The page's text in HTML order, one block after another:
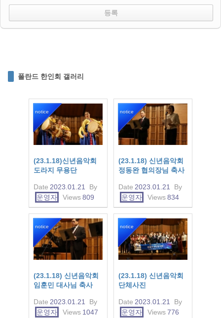
폴란드 한인회 갤러리
notice
(23.1.18)신년음악회
도라지 무용단
Date 2023.01.21
By
운영자
Views809
notice
(23.1.18) 신년음악회
정동완 협의장님 축사
Date 2023.01.21
By
운영자
Views834
notice
(23.1.18) 신년음악회
임훈민 대사님 축사
Date 2023.01.21
By
운영자
Views 1047
notice
(23.1.18) 신년음악회
단체사진
Date 2023.01.21
By
운영자
Views776